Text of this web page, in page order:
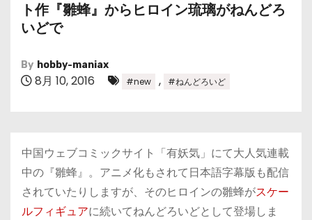
ト作『雛蜂』からヒロイン琉璃がねんどろ
いどで
By hobby-maniax
8月 10, 2016 #new , #ねんどろいど
中国ウェブコミックサイト「有妖気」にて大人気連載
中の『雛蜂』。アニメ化もされて日本語字幕版も配信
されていたりしますが、そのヒロインの雛蜂がスケー
ルフィギュアに続いてねんどろいどとして登場しま